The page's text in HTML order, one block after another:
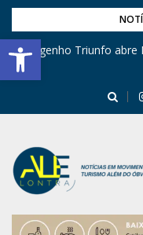
Barra de Ferramentas Aberta
Engenho Triunfo abre